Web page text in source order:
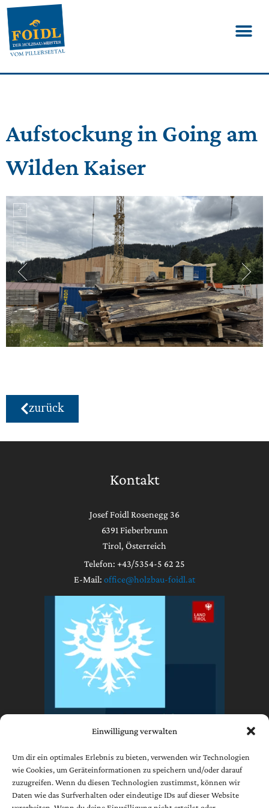
Einwilligung verwalten
Um dir ein optimales Erlebnis zu bieten, verwenden wir Technologien
wie Cookies, um Geräteinformationen zu speichern und/oder darauf
zuzugreifen. Wenn du diesen Technologien zustimmst, können wir
Daten wie das Surfverhalten oder eindeutige IDs auf dieser Website
Aufstockung in Going am
Wilden Kaiser
zurück
Kontakt
Josef Foidl Rosenegg 36
6391 Fieberbrunn
Tirol, Österreich
Telefon: +43/5354-5 62 25
E-Mail: office@holzbau-foidl.at
Impressum
Datenschutzerklärung